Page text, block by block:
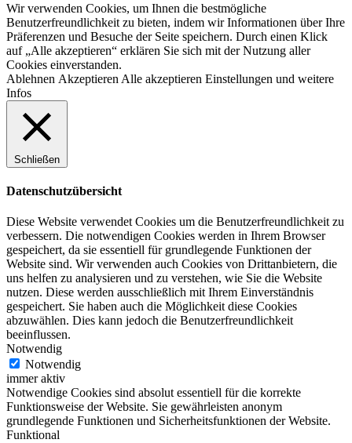
Wir verwenden Cookies, um Ihnen die bestmögliche
Benutzerfreundlichkeit zu bieten, indem wir Informationen über Ihre
Präferenzen und Besuche der Seite speichern. Durch einen Klick
auf „Alle akzeptieren“ erklären Sie sich mit der Nutzung aller
Cookies einverstanden.
Ablehnen Akzeptieren Alle akzeptieren Einstellungen und weitere
Infos
Schließen
Datenschutzübersicht
Diese Website verwendet Cookies um die Benutzerfreundlichkeit zu
verbessern. Die notwendigen Cookies werden in Ihrem Browser
gespeichert, da sie essentiell für grundlegende Funktionen der
Website sind. Wir verwenden auch Cookies von Drittanbietern, die
uns helfen zu analysieren und zu verstehen, wie Sie die Website
nutzen. Diese werden ausschließlich mit Ihrem Einverständnis
gespeichert. Sie haben auch die Möglichkeit diese Cookies
abzuwählen. Dies kann jedoch die Benutzerfreundlichkeit
beeinflussen.
Notwendig
Notwendig
immer aktiv
Notwendige Cookies sind absolut essentiell für die korrekte
Funktionsweise der Website. Sie gewährleisten anonym
grundlegende Funktionen und Sicherheitsfunktionen der Website.
Funktional